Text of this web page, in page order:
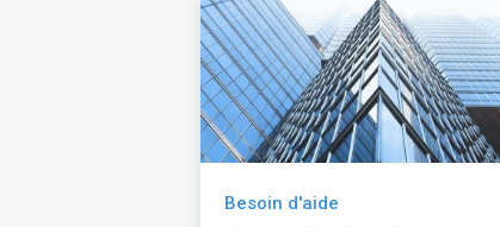
Besoin d'aide